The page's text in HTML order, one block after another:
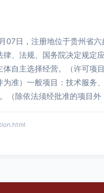
07日，注册地位于贵州省
、法规、国务院决定规
自主选择经营。（许可
准）一般项目：技术服
除依法须经批准的项目外